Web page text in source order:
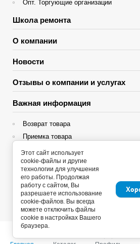
Опт. Торгующие организации
Школа ремонта
О компании
Новости
Отзывы о компании и услугах
Важная информация
Возврат товара
Приемка товара
Гарантия
Политика конфиденциальности и
Яндекс Сплит
Этот сайт использует
cookie-файлы и другие
технологии для улучшения
его работы. Продолжая
работу с сайтом, Вы
разрешаете использование
cookie-файлов. Вы всегда
можете отключить файлы
cookie в настройках Вашего
браузера.